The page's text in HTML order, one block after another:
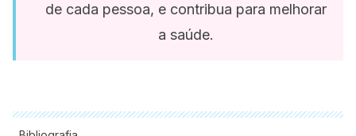
de cada pessoa, e contribua para melhorar
a saúde.